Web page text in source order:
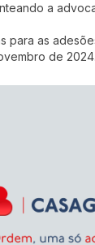
a
para as
de 2024.